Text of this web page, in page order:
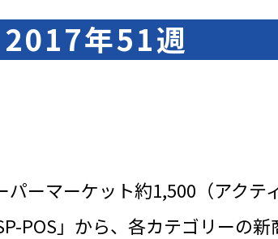
2017年51週
ーマーケット約1,500（アクテ
POS」から、各カテゴリーの新